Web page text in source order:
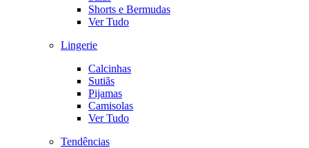
Shorts e Bermudas
Ver Tudo
Lingerie
Calcinhas
Sutiãs
Pijamas
Camisolas
Ver Tudo
Tendências